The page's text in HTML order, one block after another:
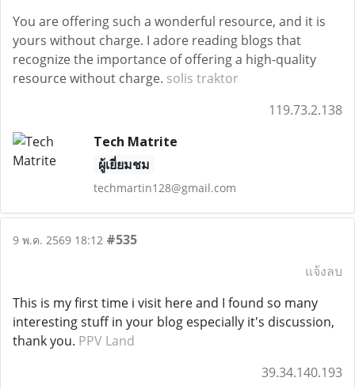
You are offering such a wonderful resource, and it is
yours without charge. I adore reading blogs that
recognize the importance of offering a high-quality
resource without charge. solis traktor
119.73.2.138
Tech Matrite
ผู้เยี่ยมชม
techmartin128@gmail.com
9 พ.ค. 2569 18:12 #535
แจ้งลบ
This is my first time i visit here and I found so many
interesting stuff in your blog especially it's discussion,
thank you. PPV Land
39.34.140.193